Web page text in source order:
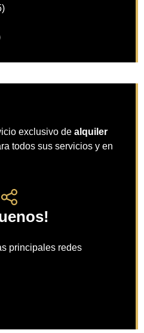
exclusivo de alquiler
todos sus servicios y en
principales redes